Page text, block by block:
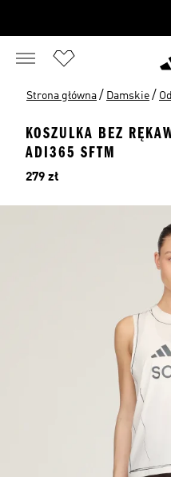
Strona główna / Damskie /
KOSZULKA BEZ
ADI365 SFTM
Cena
279 zł